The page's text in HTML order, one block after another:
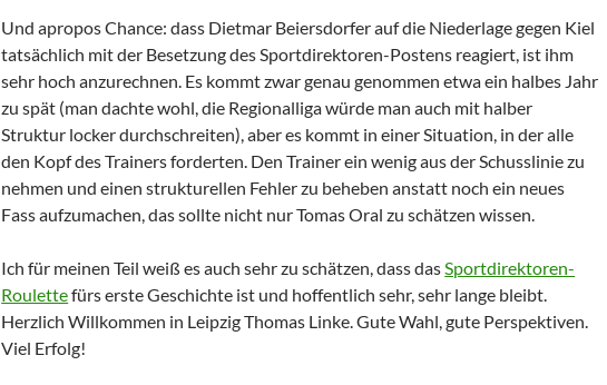
Und apropos Chance: dass Dietmar Beiersdorfer auf die Niederlage gegen Kiel
tatsächlich mit der Besetzung des Sportdirektoren-Postens reagiert, ist ihm
sehr hoch anzurechnen. Es kommt zwar genau genommen etwa ein halbes Jahr
zu spät (man dachte wohl, die Regionalliga würde man auch mit halber
Struktur locker durchschreiten), aber es kommt in einer Situation, in der alle
den Kopf des Trainers forderten. Den Trainer ein wenig aus der Schusslinie zu
nehmen und einen strukturellen Fehler zu beheben anstatt noch ein neues
Fass aufzumachen, das sollte nicht nur Tomas Oral zu schätzen wissen.
Ich für meinen Teil weiß es auch sehr zu schätzen, dass dasSportdirektoren-
Roulettefürs erste Geschichte ist und hoffentlich sehr, sehr lange bleibt.
Herzlich Willkommen in Leipzig Thomas Linke. Gute Wahl, gute Perspektiven.
Viel Erfolg!